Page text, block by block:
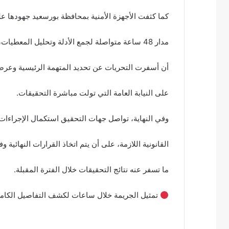
كما كثفت الأجهزة الأمنية بمحافظة بورسعيد جهودها
مدار 48 ساعة متواصلة لجمع الأدلة وتحليل المعطيات، إلى
أن أسفرت التحريات عن تحديد المتهمة الرئيسية
على النيابة العامة التي تولت مباشرة التحقيقات.
وفي النهاية، تواصل جهات التحقيق استكمال
القانونية اللازمة، على أن يتم اتخاذ القرارات النهائية
ما تسفر عنه نتائج التحقيقات خلال الفترة المقبلة.
تمثيل الجريمة خلال ساعات لكشف التفاصيل